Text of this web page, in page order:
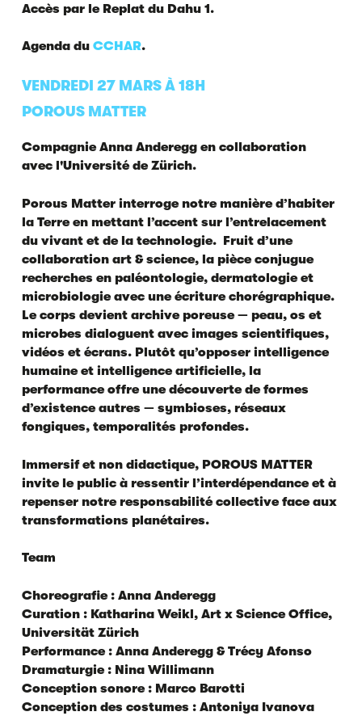
Accès par le Replat du Dahu 1.
Agenda duCCHAR.
VENDREDI 27 MARS À 18H
POROUS MATTER
Compagnie Anna Anderegg en collaboration
avec l'Université de Zürich.
Porous Matter interroge notre manière d’habiter
la Terre en mettant l’accent sur l’entrelacement
du vivant et de la technologie. Fruit d’une
collaboration art & science, la pièce conjugue
recherches en paléontologie, dermatologie et
microbiologie avec une écriture chorégraphique.
Le corps devient archive poreuse — peau, os et
microbes dialoguent avec images scientifiques,
vidéos et écrans. Plutôt qu’opposer intelligence
humaine et intelligence artificielle, la
performance offre une découverte de formes
d’existence autres — symbioses, réseaux
fongiques, temporalités profondes.
Immersif et non didactique, POROUS MATTER
invite le public à ressentir l’interdépendance et à
repenser notre responsabilité collective face aux
transformations planétaires.
Team
Choreografie : Anna Anderegg
Curation : Katharina Weikl, Art x Science Office,
Universität Zürich
Performance : Anna Anderegg & Trécy Afonso
Dramaturgie : Nina Willimann
Conception sonore : Marco Barotti
Conception des costumes : Antoniya Ivanova